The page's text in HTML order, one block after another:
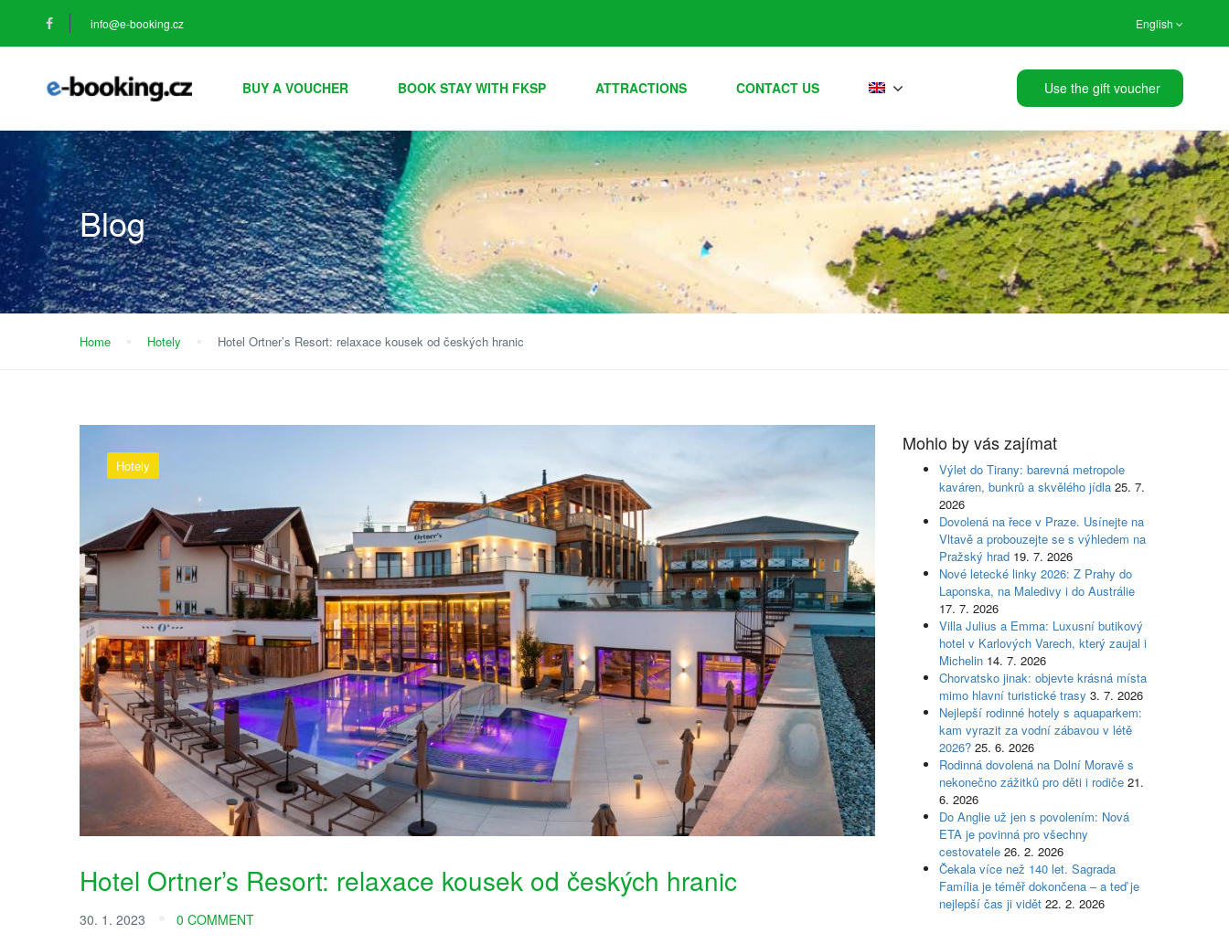
info@e-booking.cz English
BUY A VOUCHER BOOK STAY WITH FKSP ATTRACTIONS CONTACT US Use the gift voucher
Blog
Home Hotely Hotel Ortner’s Resort: relaxace kousek od českých hranic
Hotely
Hotel Ortner’s Resort: relaxace kousek od českých hranic
30. 1. 2023 0 COMMENT
Mohlo by vás zajímat
Výlet do Tirany: barevná metropole
kaváren, bunkrů a skvělého jídla 25. 7.
2026
Dovolená na řece v Praze. Usínejte na
Vltavě a probouzejte se s výhledem na
Pražský hrad 19. 7. 2026
Nové letecké linky 2026: Z Prahy do
Laponska, na Maledivy i do Austrálie
17. 7. 2026
Villa Julius a Emma: Luxusní butikový
hotel v Karlových Varech, který zaujal i
Michelin 14. 7. 2026
Chorvatsko jinak: objevte krásná místa
mimo hlavní turistické trasy 3. 7. 2026
Nejlepší rodinné hotely s aquaparkem:
kam vyrazit za vodní zábavou v létě
2026? 25. 6. 2026
Rodinná dovolená na Dolní Moravě s
nekonečno zážitků pro děti i rodiče 21.
6. 2026
Do Anglie už jen s povolením: Nová
ETA je povinná pro všechny
cestovatele 26. 2. 2026
Čekala více než 140 let. Sagrada
Família je téměř dokončena – a teď je
nejlepší čas ji vidět 22. 2. 2026